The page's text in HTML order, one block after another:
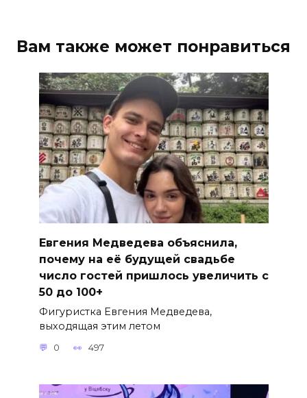
Вам также может понравиться
Евгения Медведева объяснила,
почему на её будущей свадьбе
число гостей пришлось увеличить с
50 до 100+
Фигуристка Евгения Медведева,
выходящая этим летом
0 497